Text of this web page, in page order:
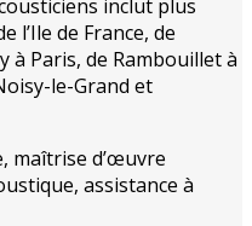
inclut plus
l’Ile de France, de
à Paris, de Rambouillet à
le-Grand et
maîtrise d’œuvre
assistance à